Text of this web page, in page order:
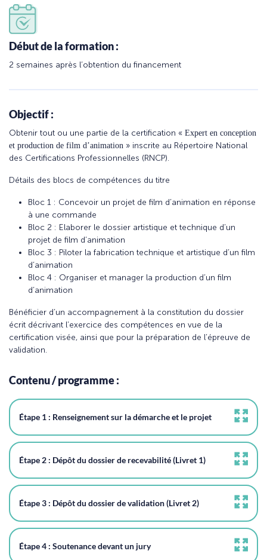
Début de la formation :
2 semaines après l’obtention du financement
Objectif :
Obtenir tout ou une partie de la certification « Expert en conception
et production de film d’animation » inscrite au Répertoire National
des Certifications Professionnelles (RNCP).
Détails des blocs de compétences du titre
Bloc 1 : Concevoir un projet de film d’animation en réponse
à une commande
Bloc 2 : Elaborer le dossier artistique et technique d’un
projet de film d’animation
Bloc 3 : Piloter la fabrication technique et artistique d’un film
d’animation
Bloc 4 : Organiser et manager la production d’un film
d’animation
Bénéficier d’un accompagnement à la constitution du dossier
écrit décrivant l’exercice des compétences en vue de la
certification visée, ainsi que pour la préparation de l’épreuve de
validation.
Contenu / programme :
Étape 1 : Renseignement sur la démarche et le projet
Étape 2 : Dépôt du dossier de recevabilité (Livret 1)
Étape 3 : Dépôt du dossier de validation (Livret 2)
Étape 4 : Soutenance devant un jury